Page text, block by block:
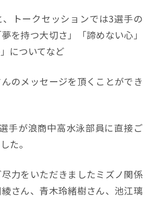
トークセッションでは3選手の
夢を持つ大切さ」「諦めない心」
についてなど
のメッセージを頂くことができ
手が浪商中高水泳部員に直接ご
た。
力をいただきましたミズノ関係
さん、青木玲緒樹さん、池江璃